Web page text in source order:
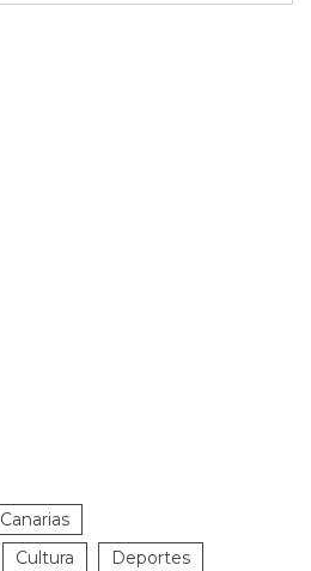
Canarias
Cultura Deportes